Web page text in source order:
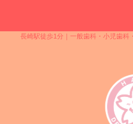
長崎駅徒歩1分｜一般歯科・小児歯